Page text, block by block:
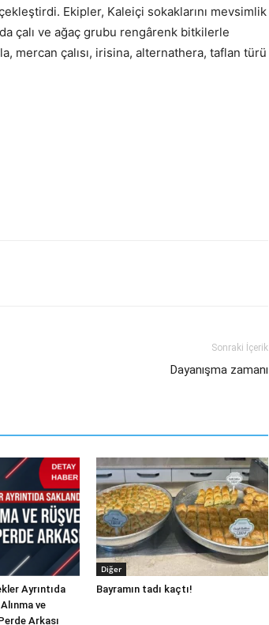
Ekipler, Kaleiçi sokaklarını mevsimlik
çalı ve ağaç grubu rengârenk bitkilerle
mercan çalısı, irisina, alternathera, taflan türü
Sonraki İçerik
Dayanışma zamanı
Ayrıntıda
ve
Arkası
Diğer
Bayramın tadı kaçtı!